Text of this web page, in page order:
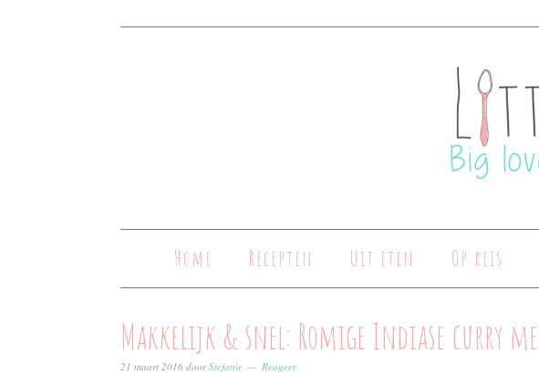
Home Recepten Uit eten Op reis
Makkelijk & snel: Romige Indiase curry
21 maart 2016 doorStefanie Reageer